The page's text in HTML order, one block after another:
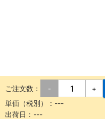
ご注文数： - +
単価（税別）： ---
出荷日： ---